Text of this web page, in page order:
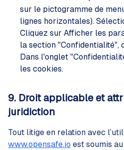
sur le pictogramme de
lignes horizontales).
Cliquez sur Afficher les
la section "Confidentialité",
Dans l'onglet
les cookies.
9. Droit applicable et
juridiction
Tout litige en relation avec
www.opensafe.io est soumis